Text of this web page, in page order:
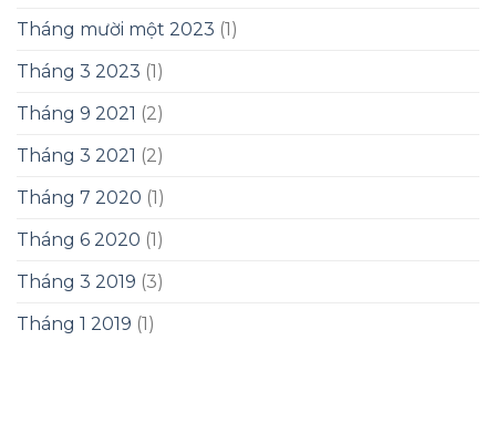
Tháng mười một 2023 (1)
Tháng 3 2023 (1)
Tháng 9 2021 (2)
Tháng 3 2021 (2)
Tháng 7 2020 (1)
Tháng 6 2020 (1)
Tháng 3 2019 (3)
Tháng 1 2019 (1)